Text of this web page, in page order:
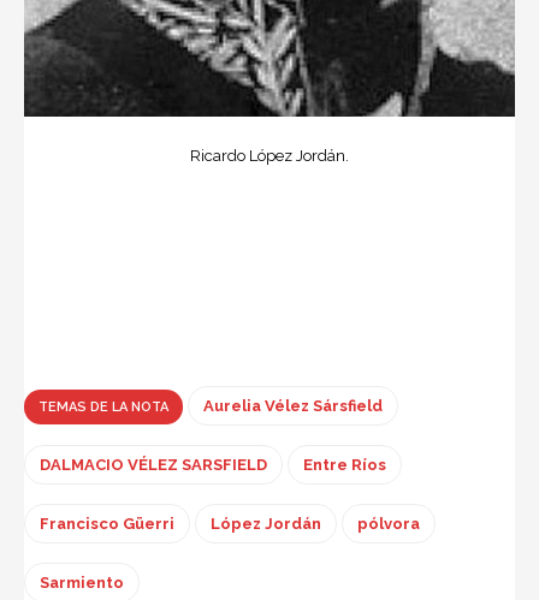
Ricardo López Jordán.
TEMAS DE LA NOTA Aurelia Vélez Sársfield
DALMACIO VÉLEZ SARSFIELD Entre Ríos
Francisco Güerri López Jordán pólvora
Sarmiento